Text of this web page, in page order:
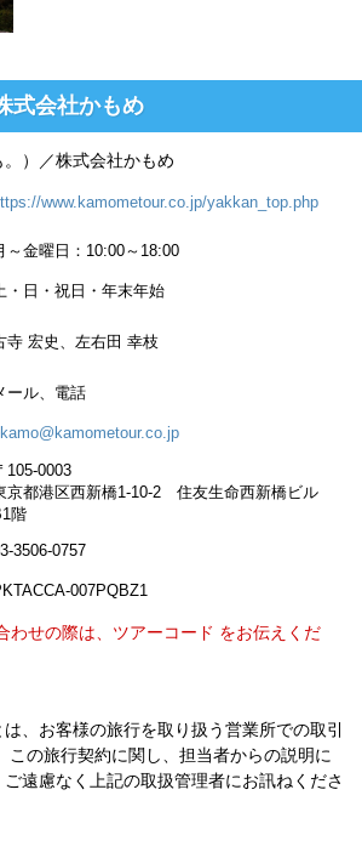
式会社かもめ
）／株式会社かもめ
www.kamometour.co.jp/yakkan_top.php
～金曜日：10:00～18:00
・日・祝日・年末年始
寺 宏史、左右田 幸枝
ール、電話
105-0003
京都港区西新橋1-10-2 住友生命西新橋ビル
階
3506-0757
007PQBZ1
わせの際は、ツアーコード をお伝えくだ
、お客様の旅行を取り扱う営業所での取引
この旅行契約に関し、担当者からの説明に
遠慮なく上記の取扱管理者にお訊ねくださ